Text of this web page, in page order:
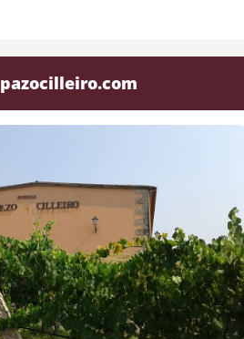
pazocilleiro.com